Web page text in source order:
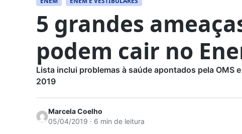
5 grandes
podem cair no
Lista inclui problemas à saúde apontados pela OMS
2019
Marcela Coelho
05/04/2019 · 6 min de leitura